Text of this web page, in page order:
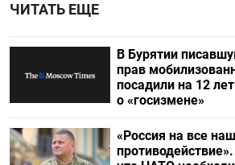
ЧИТАТЬ ЕЩЕ
В Бурятии
прав
посадили на 12
о «госизмене»
«Россия на все